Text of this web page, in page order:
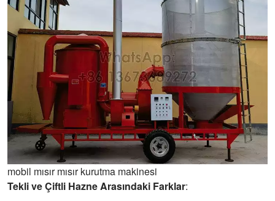
mobil mısır mısır kurutma makinesi
Tekli ve Çiftli Hazne Arasındaki Farklar: